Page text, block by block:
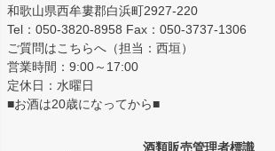
和歌山県西牟婁郡白浜町2927-220
Tel：050-3820-8958 Fax：050-3737-1306
ご質問はこちらへ（担当：西垣）
営業時間：9:00～17:00
定休日：水曜日
■お酒は20歳になってから■
酒類販売管理者標識